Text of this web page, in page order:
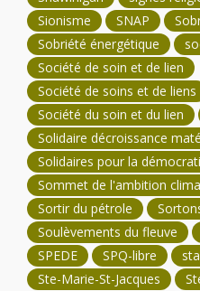
Sionisme
SNAP
Sobriété énergétique
Société de soin et de lien
Société de soins et de liens
Société du soin et du lien
Solidaire décroissance
Solidaires pour la
Sommet de l'ambition
Sortir du pétrole
Soulèvements du fleuve
SPEDE
SPQ-libre
Ste-Marie-St-Jacques